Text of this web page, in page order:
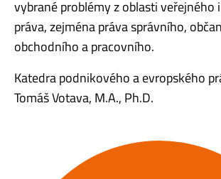
vybrané problémy z oblasti veřejného
práva, zejména práva správního,
obchodního a pracovního.
Katedra podnikového a evropského
Tomáš Votava, M.A., Ph.D.